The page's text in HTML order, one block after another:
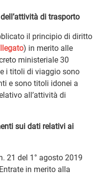
di trasporto
il principio di diritto
) in merito alle
ministeriale 30
i titoli di viaggio sono
e sono titoli idonei a
all’attività di
sui dati relativi ai
21 del 1° agosto 2019
in merito alla